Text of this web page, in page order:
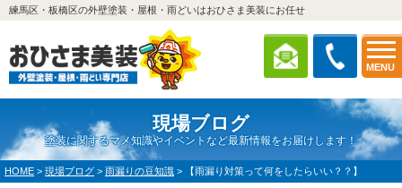
MENU
練馬区・板橋区の外壁塗装・屋根・雨どいはおひさま美装にお任せ
現場ブログ
塗装に関するマメ知識やイベントなど最新情報をお届けします！
HOME > 現場ブログ > 雨漏りの豆知識 > 【雨漏り対策って何をしたらいい？？】